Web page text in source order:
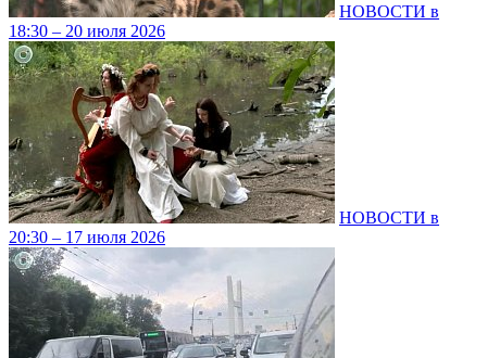
НОВОСТИ в
18:30 – 20 июля 2026
НОВОСТИ в
20:30 – 17 июля 2026